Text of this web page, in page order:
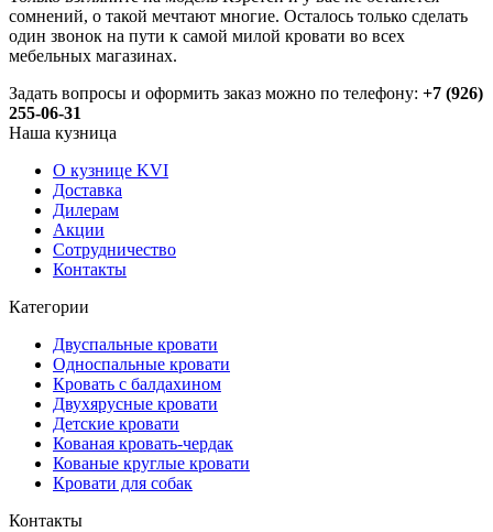
сомнений, о такой мечтают многие. Осталось только сделать
один звонок на пути к самой милой кровати во всех
мебельных магазинах.
Задать вопросы и оформить заказ можно по телефону: +7 (926)
255-06-31
Наша кузница
О кузнице KVI
Доставка
Дилерам
Акции
Сотрудничество
Контакты
Категории
Двуспальные кровати
Односпальные кровати
Кровать с балдахином
Двухярусные кровати
Детские кровати
Кованая кровать-чердак
Кованые круглые кровати
Кровати для собак
Контакты